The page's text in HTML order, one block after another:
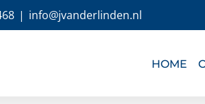
| info@jvanderlinden.nl
HOME